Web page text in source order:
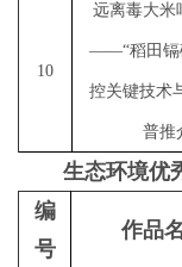
10
远离毒大米
——“稻田镉
控关键技术
普推
生态环境优
编
号
作品